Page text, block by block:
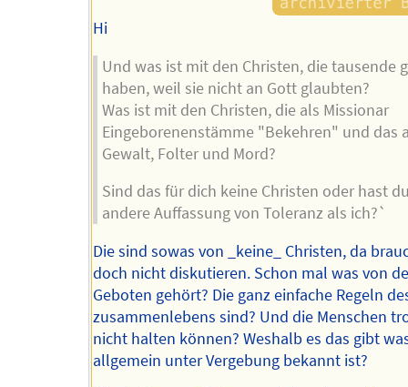
Hi
Und was ist mit den Christen, die tausende
haben, weil sie nicht an Gott glaubten?
Was ist mit den Christen, die als Missionar
Eingeborenenstämme "Bekehren" und das
Gewalt, Folter und Mord?
Sind das für dich keine Christen oder hast
andere Auffassung von Toleranz als ich?`
Die sind sowas von _keine_ Christen, da
doch nicht diskutieren. Schon mal was von
Geboten gehört? Die ganz einfache Regeln
zusammenlebens sind? Und die Menschen
nicht halten können? Weshalb es das gibt
allgemein unter Vergebung bekannt ist?